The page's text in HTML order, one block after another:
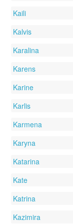
Kaili
Kalvis
Karalina
Karens
Karine
Karlis
Karmena
Karyna
Katarina
Kate
Katrina
Kazimira